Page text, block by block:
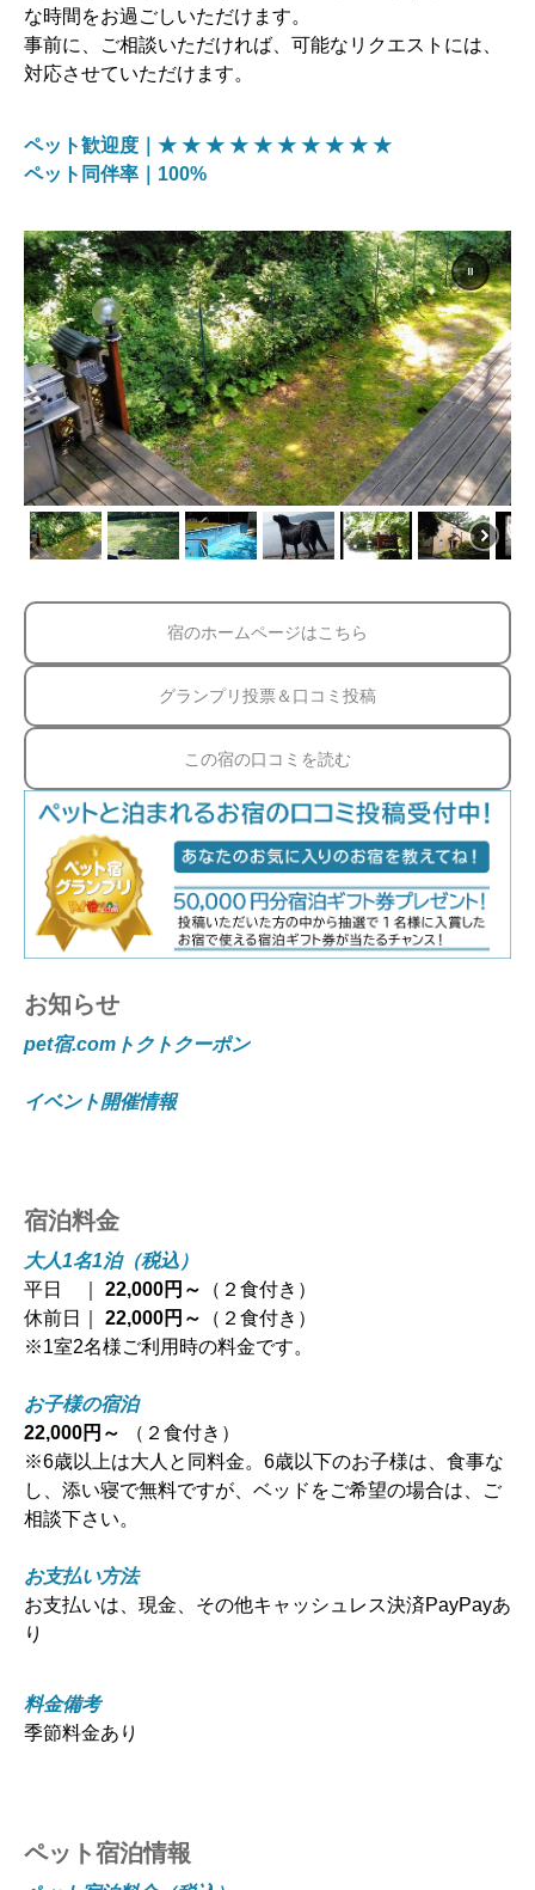
な時間をお過ごしいただけます。
事前に、ご相談いただければ、可能なリクエストには、
対応させていただけます。
ペット歓迎度｜★ ★ ★ ★ ★ ★ ★ ★ ★ ★
ペット同伴率｜100%
宿のホームページはこちら
グランプリ投票＆口コミ投稿
この宿の口コミを読む
お知らせ
pet宿.comトクトクーポン
イベント開催情報
宿泊料金
大人1名1泊（税込）
平日 ｜
22,000円～
（２食付き）
休前日｜
22,000円～
（２食付き）
※1室2名様ご利用時の料金です。
お子様の宿泊
22,000円～
（２食付き）
※6歳以上は大人と同料金。6歳以下のお子様は、食事な
し、添い寝で無料ですが、ベッドをご希望の場合は、ご
相談下さい。
お支払い方法
お支払いは、現金、その他キャッシュレス決済PayPayあ
り
料金備考
季節料金あり
ペット宿泊情報